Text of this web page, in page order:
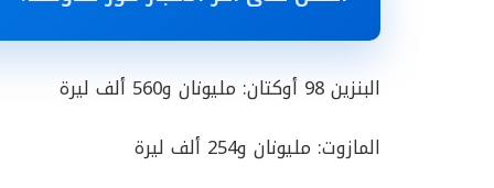
البنزين 98 أوكتان: مليونان و560 ألف ليرة
المازوت: مليونان و254 ألف ليرة